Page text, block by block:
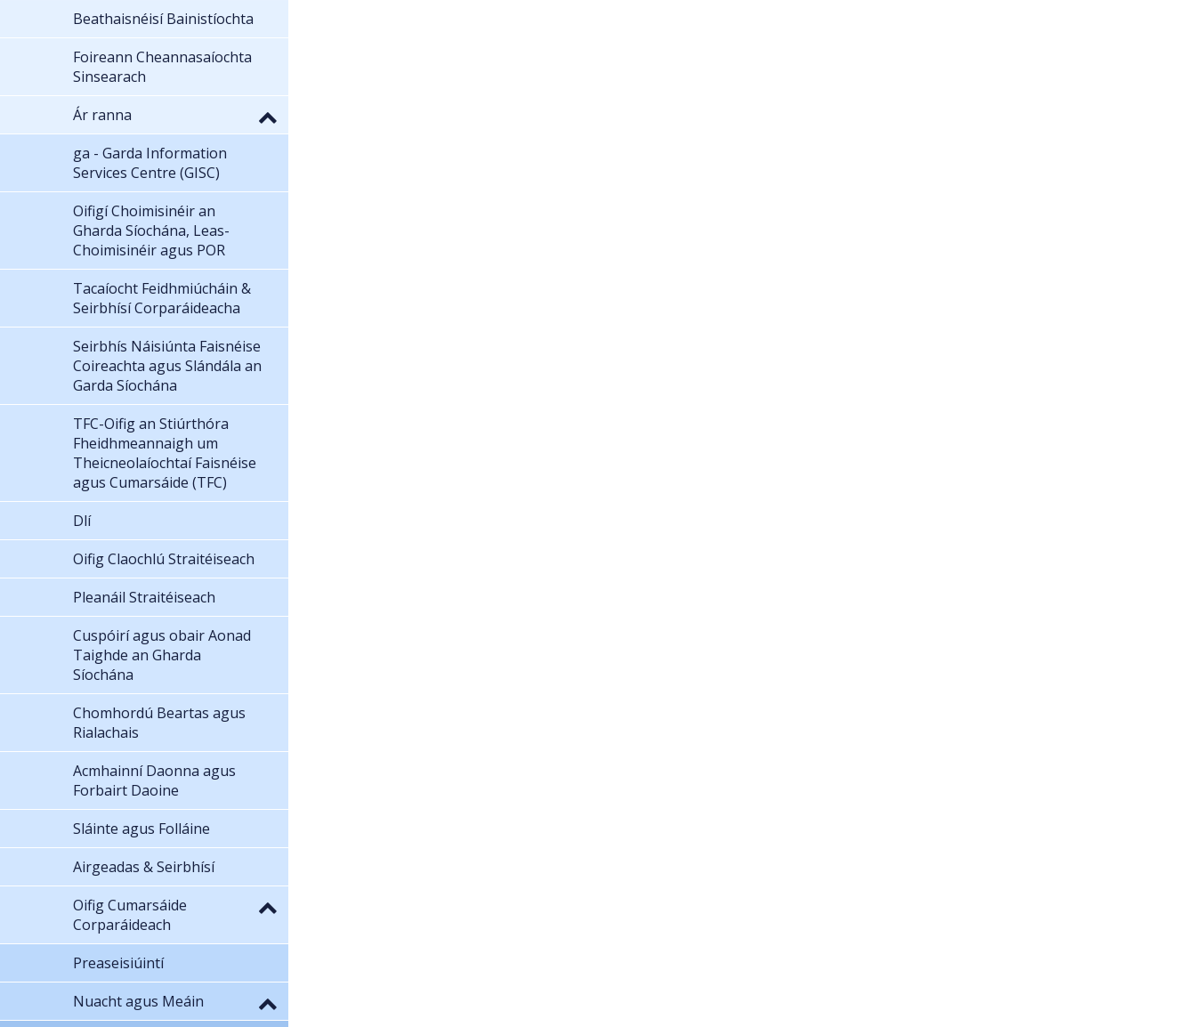
Beathaisnéisí Bainistíochta
Foireann Cheannasaíochta
Sinsearach
Ár ranna
ga - Garda Information
Services Centre (GISC)
Oifigí Choimisinéir an
Gharda Síochána, Leas-
Choimisinéir agus POR
Tacaíocht Feidhmiúcháin &
Seirbhísí Corparáideacha
Seirbhís Náisiúnta Faisnéise
Coireachta agus Slándála an
Garda Síochána
TFC-Oifig an Stiúrthóra
Fheidhmeannaigh um
Theicneolaíochtaí Faisnéise
agus Cumarsáide (TFC)
Dlí
Oifig Claochlú Straitéiseach
Pleanáil Straitéiseach
Cuspóirí agus obair Aonad
Taighde an Gharda
Síochána
Chomhordú Beartas agus
Rialachais
Acmhainní Daonna agus
Forbairt Daoine
Sláinte agus Folláine
Airgeadas & Seirbhísí
Oifig Cumarsáide
Corparáideach
Preaseisiúintí
Nuacht agus Meáin